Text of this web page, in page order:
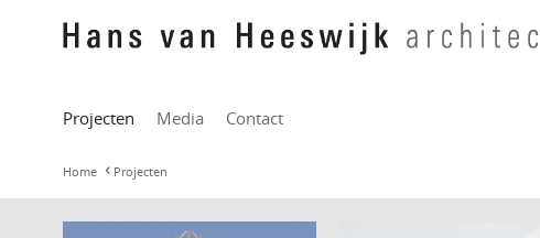
Projecten Media Contact
Home Projecten